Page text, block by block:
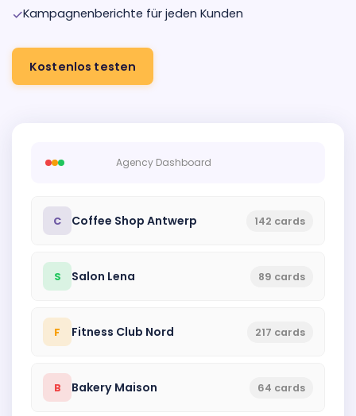
✓Kampagnenberichte für jeden Kunden
Kostenlos testen
Agency Dashboard
C Coffee Shop Antwerp 142 cards
S Salon Lena 89 cards
F Fitness Club Nord 217 cards
B Bakery Maison 64 cards